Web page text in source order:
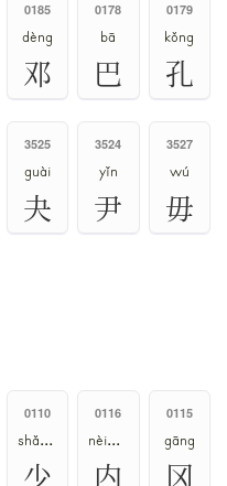
0185
dèng
邓
0178
bā
巴
0179
kǒng
孔
3525
guài
夬
3524
yǐn
尹
3527
wú
毋
0110
shǎo、shào
少
0116
nèi、nà
内
0115
gāng
冈